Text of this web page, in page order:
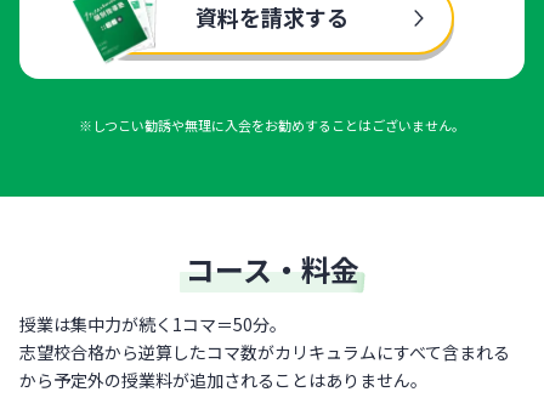
資料を請求する
※しつこい勧誘や無理に入会をお勧めすることはございません。
コース・料金
授業は集中力が続く1コマ＝50分。
志望校合格から逆算したコマ数がカリキュラムにすべて含まれる
から予定外の授業料が追加されることはありません。